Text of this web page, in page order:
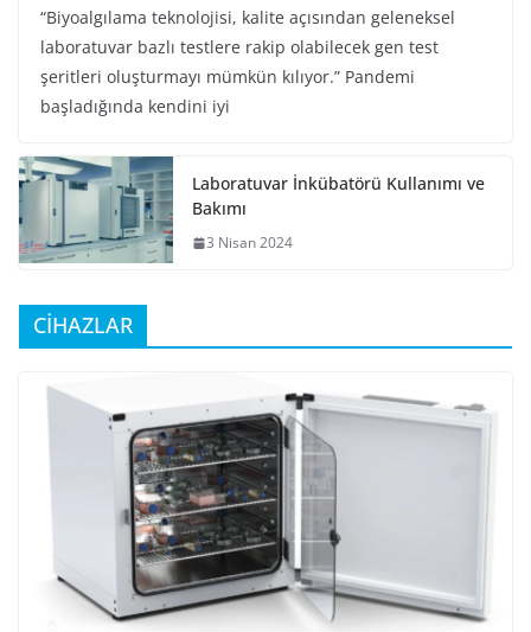
“Biyoalgılama teknolojisi, kalite açısından geleneksel
laboratuvar bazlı testlere rakip olabilecek gen test
şeritleri oluşturmayı mümkün kılıyor.” Pandemi
başladığında kendini iyi
Laboratuvar İnkübatörü Kullanımı ve
Bakımı
3 Nisan 2024
CİHAZLAR